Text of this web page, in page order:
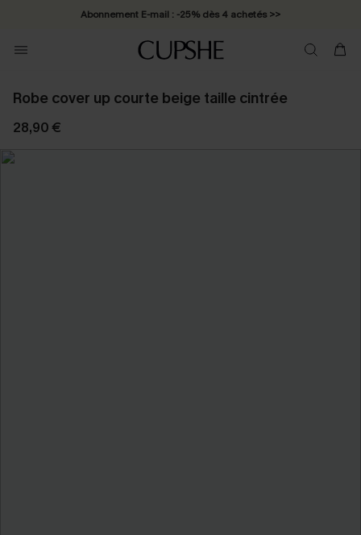
Abonnement E-mail : -25% dès 4 achetés >>
Robe cover up courte beige taille cintrée
28,90 €